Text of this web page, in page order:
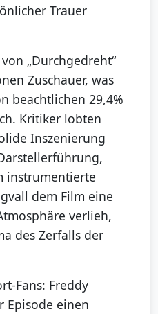
Trauer
„Durchgedreht“
Zuschauer, was
beachtlichen 29,4%
Kritiker lobten
Inszenierung
instrumentierte
dem Film eine
verlieh,
des Zerfalls der
Fans: Freddy
Episode einen